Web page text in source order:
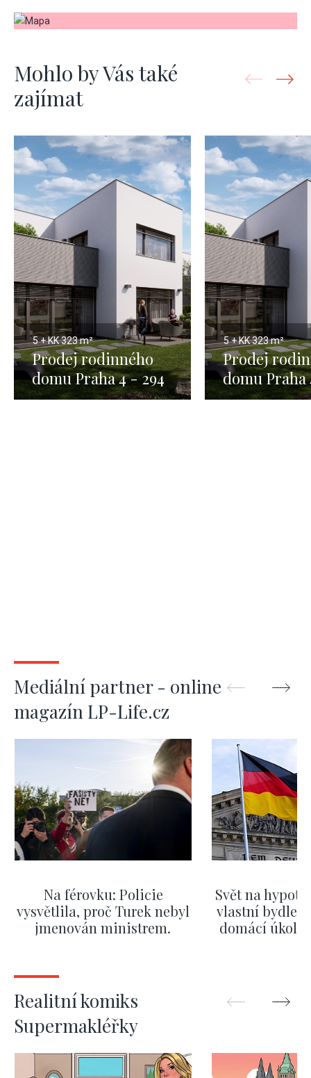
Mohlo by Vás také
zajímat
5 + KK323 m²
Prodej rodinného
domu Praha 4 - 294
m2 1
5 + KK323 m²
Prodej
domu Praha
m2
Mediální partner - online
magazín LP-Life.cz
Na férovku: Policie
vysvětlila, proč Turek nebyl
jmenován ministrem.
Svět na
vlastní
domácí úkol.
Realitní komiks
Supermakléřky